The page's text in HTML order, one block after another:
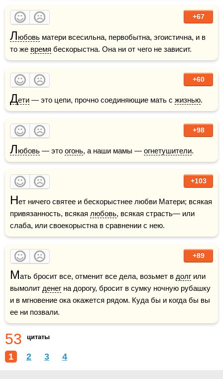
+67
Любовь матери всесильна, первобытна, эгоистична, и в
то же время бескорыстна. Она ни от чего не зависит.
+60
Дети — это цепи, прочно соединяющие мать с жизнью.
+98
Любовь — это огонь, а наши мамы — огнетушители.
+103
Нет ничего святее и бескорыстнее любви Матери; всякая
привязанность, всякая любовь, всякая страсть— или
слаба, или своекорыстна в сравнении с нею.
+89
Мать бросит все, отменит все дела, возьмет в долг или
вымолит денег на дорогу, бросит в сумку ночную рубашку
и в мгновение ока окажется рядом. Куда бы и когда бы вы
ее ни позвали.
53 цитаты
1 2 3 4